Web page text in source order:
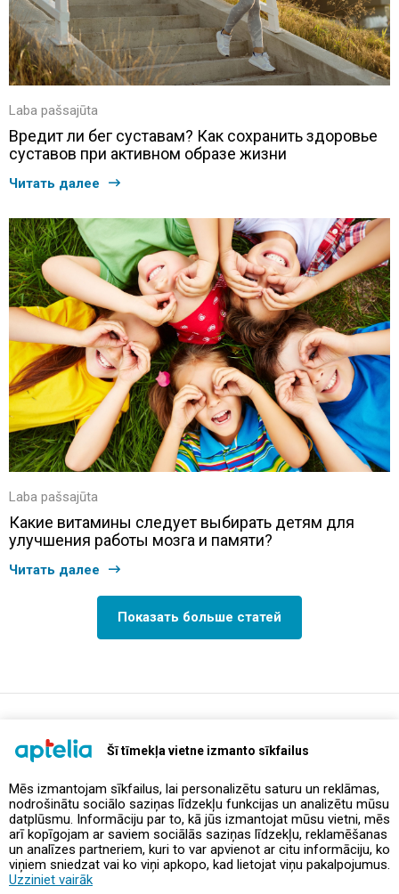
Šī tīmekļa vietne izmanto sīkfailus
Mēs izmantojam sīkfailus, lai personalizētu saturu un reklāmas,
nodrošinātu sociālo saziņas līdzekļu funkcijas un analizētu mūsu
datplūsmu. Informāciju par to, kā jūs izmantojat mūsu vietni, mēs
arī kopīgojam ar saviem sociālās saziņas līdzekļu, reklamēšanas
un analīzes partneriem, kuri to var apvienot ar citu informāciju, ko
viņiem sniedzat vai ko viņi apkopo, kad lietojat viņu pakalpojumus.
Uzziniet vairāk
Laba pašsajūta
Вредит ли бег суставам? Как сохранить здоровье
суставов при активном образе жизни
Читать далее
Laba pašsajūta
Какие витамины следует выбирать детям для
улучшения работы мозга и памяти?
Читать далее
Показать больше статей
Предложения и акции
Контакты